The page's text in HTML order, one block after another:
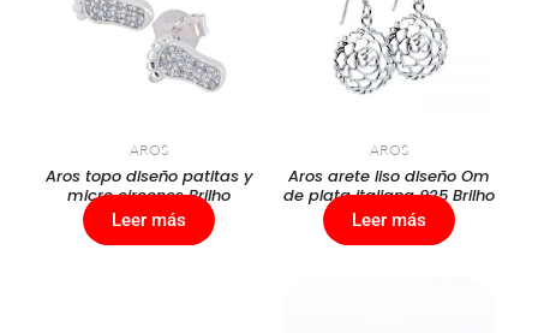
AROS
Aros topo diseño patitas y
micro circones Brilho
Leer más
AROS
Aros arete liso diseño Om
de plata italiana 925 Brilho
Leer más